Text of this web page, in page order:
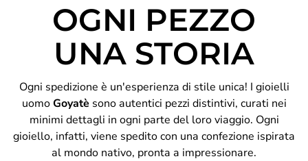
OGNI PEZZO
UNA STORIA
Ogni spedizione è un'esperienza di stile unica! I gioielli
uomoGoyatè sono autentici pezzi distintivi, curati nei
minimi dettagli in ogni parte del loro viaggio. Ogni
gioiello, infatti, viene spedito con una confezione ispirata
al mondo nativo, pronta a impressionare.